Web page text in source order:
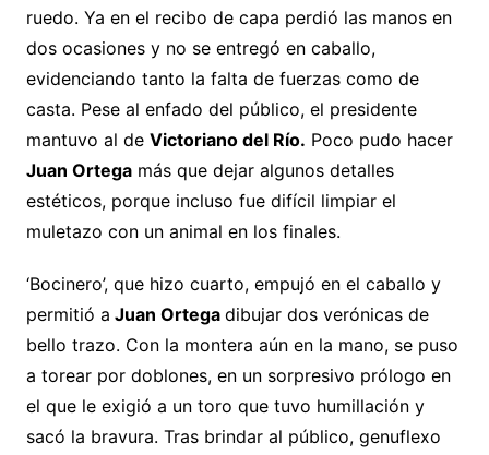
ruedo. Ya en el recibo de capa perdió las manos en
dos ocasiones y no se entregó en caballo,
evidenciando tanto la falta de fuerzas como de
casta. Pese al enfado del público, el presidente
mantuvo al de Victoriano del Río. Poco pudo hacer
Juan Ortegamás que dejar algunos detalles
estéticos, porque incluso fue difícil limpiar el
muletazo con un animal en los finales.
‘Bocinero’, que hizo cuarto, empujó en el caballo y
permitió a Juan Ortega dibujar dos verónicas de
bello trazo. Con la montera aún en la mano, se puso
a torear por doblones, en un sorpresivo prólogo en
el que le exigió a un toro que tuvo humillación y
sacó la bravura. Tras brindar al público, genuflexo